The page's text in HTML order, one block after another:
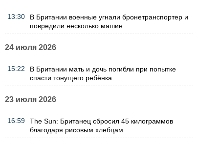
13:30
В Британии военные угнали бронетранспортер и
повредили несколько машин
24 июля 2026
15:22
В Британии мать и дочь погибли при попытке
спасти тонущего ребёнка
23 июля 2026
16:59
The Sun: Британец сбросил 45 килограммов
благодаря рисовым хлебцам